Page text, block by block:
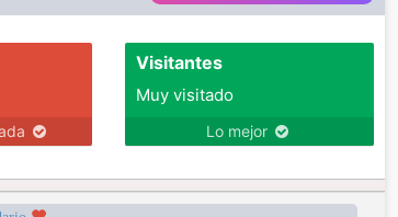
Visitantes
Muy visitado
Lo mejor